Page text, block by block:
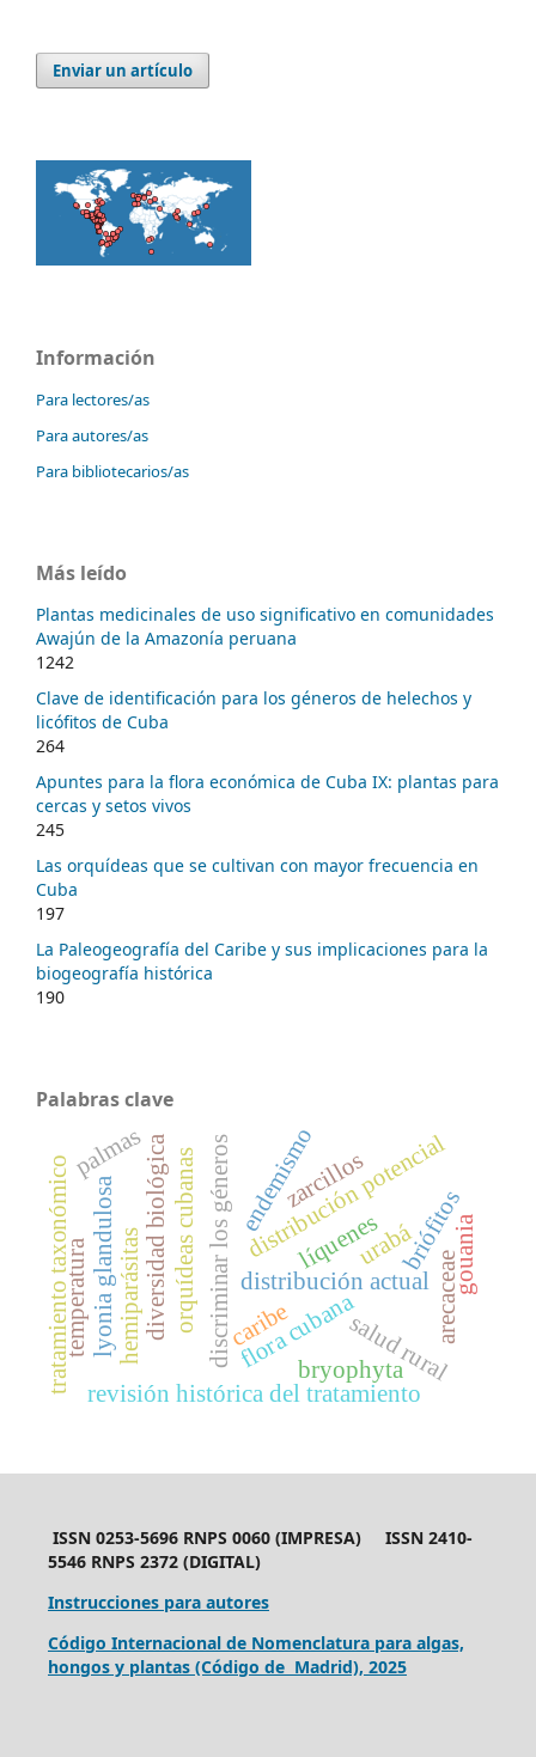
Enviar un artículo
Información
Para lectores/as
Para autores/as
Para bibliotecarios/as
Más leído
Plantas medicinales de uso significativo en comunidades
Awajún de la Amazonía peruana
1242
Clave de identificación para los géneros de helechos y
licófitos de Cuba
264
Apuntes para la flora económica de Cuba IX: plantas para
cercas y setos vivos
245
Las orquídeas que se cultivan con mayor frecuencia en
Cuba
197
La Paleogeografía del Caribe y sus implicaciones para la
biogeografía histórica
190
Palabras clave
orquídeas cubanasdiscriminar los géneros
revisión histórica del tratamiento
distribución actual
distribución potencial
caribe
endemismo
líquenes
diversidad biológica
hemiparásitas flora cubana
tratamiento taxonómico salud rural
urabá
arecaceae
palmas
lyonia glandulosa briófitos
bryophyta
temperatura gouania
zarcillos
ISSN 0253-5696 RNPS 0060 (IMPRESA) ISSN 2410-
5546 RNPS 2372 (DIGITAL)
Instrucciones para autores
Código Internacional de Nomenclatura para algas,
hongos y plantas (Código de Madrid), 2025